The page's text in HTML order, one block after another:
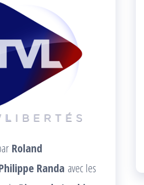
Roland
Randa avec les